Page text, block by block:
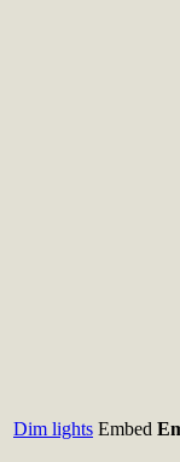
Dim lights Embed